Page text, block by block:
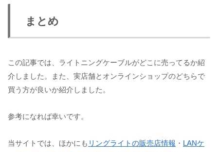
まとめ
この記事では、ライトニングケーブルがどこに売ってるか紹
介しました。また、実店舗とオンラインショップのどちらで
買う方が良いか紹介しました。
参考になれば幸いです。
当サイトでは、ほかにも リングライトの販売店情報 ・ LANケ